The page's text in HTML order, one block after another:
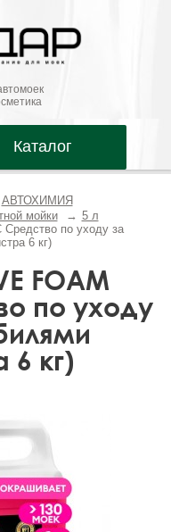
Каталог
АВТОХИМИЯ
мойки
5 л
Средство по уходу за
6 кг)
FOAM
по уходу
6 кг)